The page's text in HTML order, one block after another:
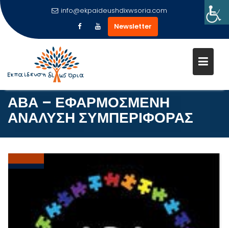
info@ekpaideushdixwsoria.com
Newsletter
ΑΒΑ – ΕΦΑΡΜΟΣΜΕΝΗ
ΑΝΑΛΥΣΗ ΣΥΜΠΕΡΙΦΟΡΑΣ